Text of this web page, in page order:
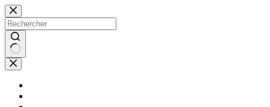
Passer
au
contenu
Aucun
résultat